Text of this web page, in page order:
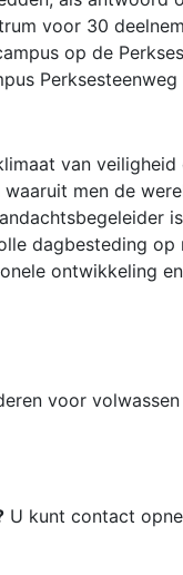
voor 30
op de
van
men de
dagbesteding
ontwikkeling
voor
U kunt contact